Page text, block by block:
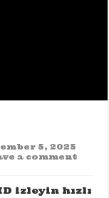
5, 2025
a comment
izleyin hızlı